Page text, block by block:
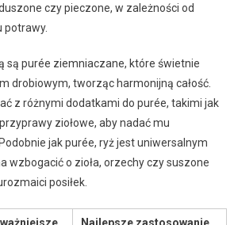
czy pieczone, w zależności od
potrawy.
są purée ziemniaczane, które świetnie
drobiowym, tworząc harmonijną całość.
z różnymi dodatkami do purée, takimi jak
ziołowe, aby nadać mu
jak purée, ryż jest uniwersalnym
wzbogacić o zioła, orzechy czy suszone
posiłek.
Najlepsze zastosowanie